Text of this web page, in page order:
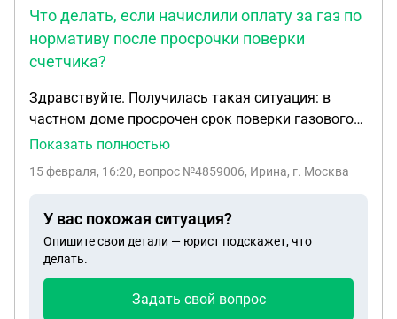
Что делать, если начислили оплату за газ по
нормативу после просрочки поверки
счетчика?
Здравствуйте. Получилась такая ситуация: в
частном доме просрочен срок поверки газового
счетчика. Срок 21.01.2026. В феврале получена
ней начисления : 1-по нормативу из-за
пищеприготовление и газовой колонки( по факту
стоит котел), 3- по счетчику ( показания
передавались регулярно), 4- по среднему объему.
Показать полностью
15 февраля, 16:20, вопрос №4859006, Ирина, г. Москва
У вас похожая ситуация?
Опишите свои детали — юрист подскажет, что
делать.
Задать свой вопрос